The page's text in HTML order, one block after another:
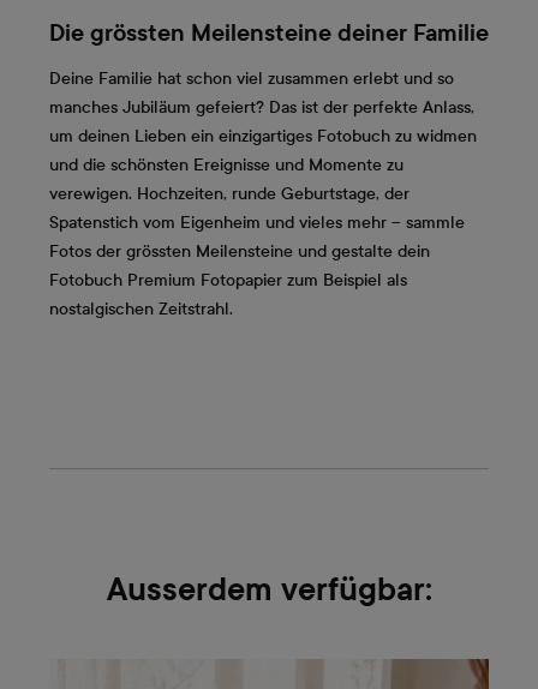
Die grössten Meilensteine deiner Familie
Deine Familie hat schon viel zusammen erlebt und so
manches Jubiläum gefeiert? Das ist der perfekte Anlass,
um deinen Lieben ein einzigartiges Fotobuch zu widmen
und die schönsten Ereignisse und Momente zu
verewigen. Hochzeiten, runde Geburtstage, der
Spatenstich vom Eigenheim und vieles mehr – sammle
Fotos der grössten Meilensteine und gestalte dein
Fotobuch Premium Fotopapier zum Beispiel als
nostalgischen Zeitstrahl.
Ausserdem verfügbar: